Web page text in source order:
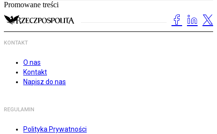
Promowane treści
KONTAKT
O nas
Kontakt
Napisz do nas
REGULAMIN
Polityka Prywatności